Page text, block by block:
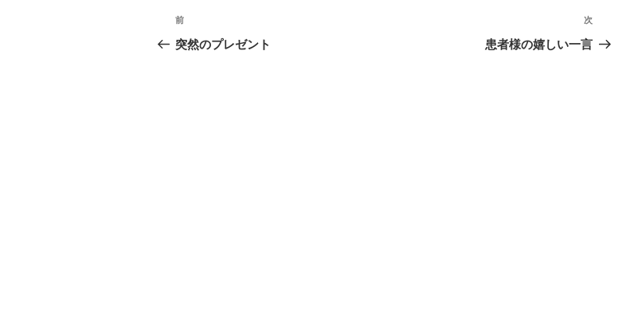
投
稿
過
去
前
突然のプレゼント
の
次
患者様の嬉しい一言